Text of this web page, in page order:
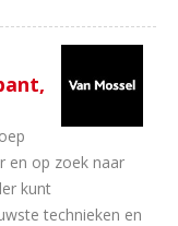
en op zoek naar
kunt
technieken en